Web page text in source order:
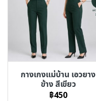
กางเกงแม่บ้าน เอวยาง
ข้าง สีเขียว
฿450